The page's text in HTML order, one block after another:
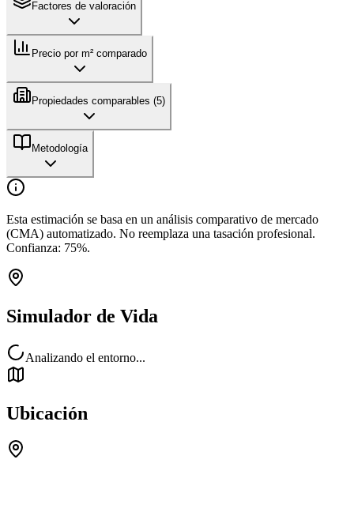
Factores de valoración
Precio por m² comparado
Propiedades comparables (5)
Metodología
Esta estimación se basa en un análisis comparativo de mercado
(CMA) automatizado. No reemplaza una tasación profesional.
Confianza: 75%.
Simulador de Vida
Analizando el entorno...
Ubicación